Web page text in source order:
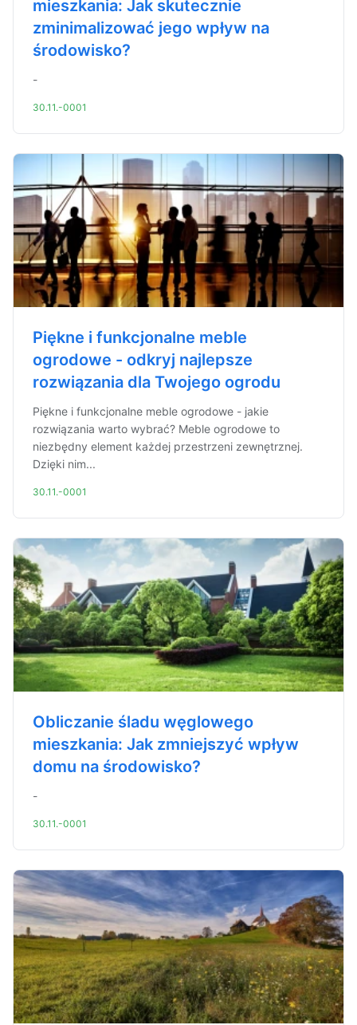
mieszkania: Jak skutecznie
zminimalizować jego wpływ na
środowisko?
-
30.11.-0001
Piękne i funkcjonalne meble
ogrodowe - odkryj najlepsze
rozwiązania dla Twojego ogrodu
Piękne i funkcjonalne meble ogrodowe - jakie
rozwiązania warto wybrać? Meble ogrodowe to
niezbędny element każdej przestrzeni zewnętrznej.
Dzięki nim...
30.11.-0001
Obliczanie śladu węglowego
mieszkania: Jak zmniejszyć wpływ
domu na środowisko?
-
30.11.-0001